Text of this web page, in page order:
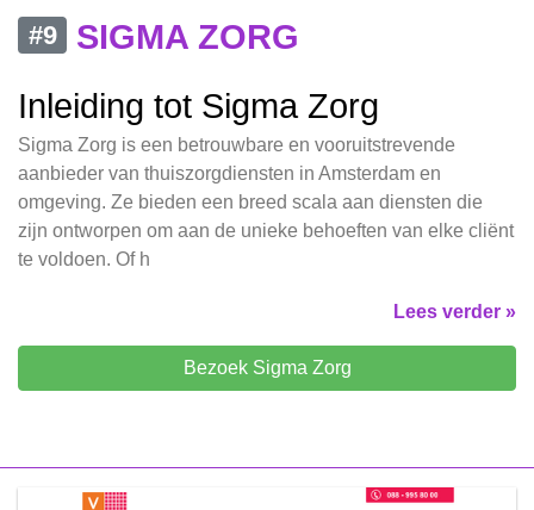
#9
SIGMA ZORG
Inleiding tot Sigma Zorg
Sigma Zorg is een betrouwbare en vooruitstrevende
aanbieder van thuiszorgdiensten in Amsterdam en
omgeving. Ze bieden een breed scala aan diensten die
zijn ontworpen om aan de unieke behoeften van elke cliënt
te voldoen. Of h
Lees verder »
Bezoek Sigma Zorg